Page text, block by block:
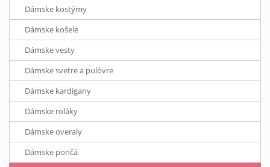
Dámske kostýmy
Dámske košele
Dámske vesty
Dámske svetre a pulóvre
Dámske kardigany
Dámske roláky
Dámske overaly
Dámske pončá